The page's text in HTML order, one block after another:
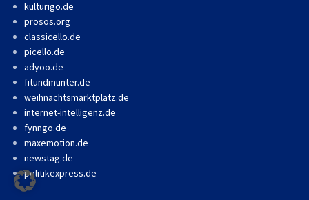
kulturigo.de
prosos.org
classicello.de
picello.de
adyoo.de
fitundmunter.de
weihnachtsmarktplatz.de
internet-intelligenz.de
fynngo.de
maxemotion.de
newstag.de
politikexpress.de